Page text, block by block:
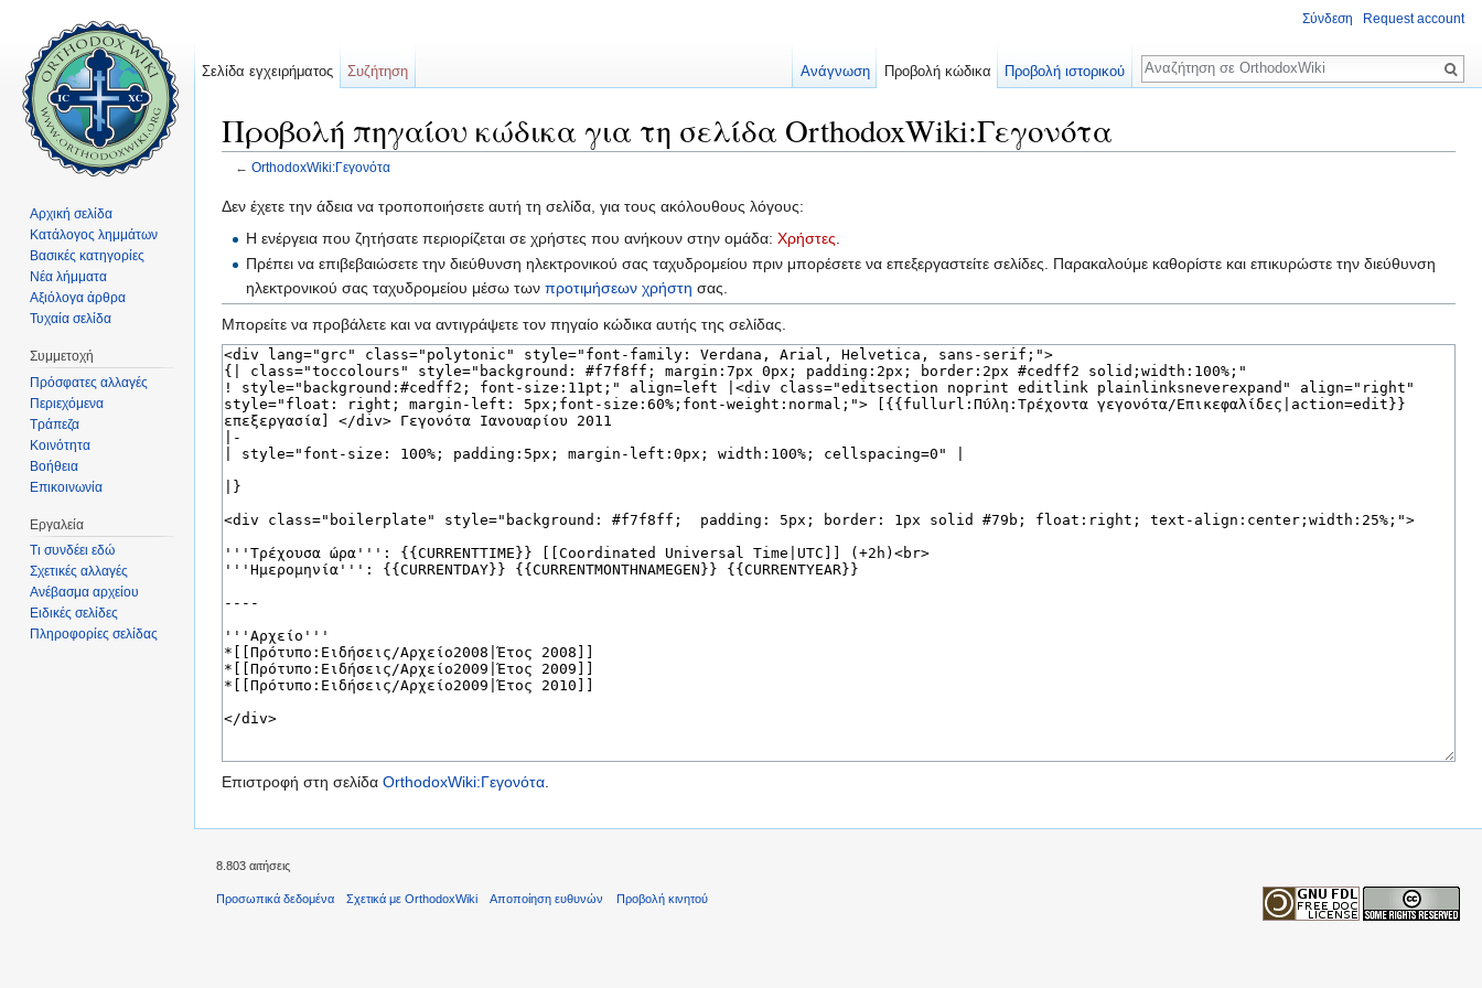
Προβολή πηγαίου κώδικα για τη σελίδα OrthodoxWiki:Γεγονότα
← OrthodoxWiki:Γεγονότα
Δεν έχετε την άδεια να τροποποιήσετε αυτή τη σελίδα, για τους ακόλουθους λόγους:
Η ενέργεια που ζητήσατε περιορίζεται σε χρήστες που ανήκουν στην ομάδα:Χρήστες
Πρέπει να επιβεβαιώσετε την διεύθυνση ηλεκτρονικού σας ταχυδρομείου πριν μπορέσετε να επεξεργαστείτε σελίδες. Παρακαλούμε καθορίστε και επικυρώστε την διεύθυνση
ηλεκτρονικού σας ταχυδρομείου μέσω τωνπροτιμήσεων χρήστη σας.
Μπορείτε να προβάλετε και να αντιγράψετε τον πηγαίο κώδικα αυτής της σελίδας.
Επιστροφή στη σελίδα OrthodoxWiki:Γεγονότα.
Σύνδεση Request account
Σελίδα εγχειρήματος Συζήτηση Ανάγνωση Προβολή κώδικα Προβολή ιστορικού
Αναζήτηση
Αρχική σελίδα
Κατάλογος λημμάτων
Βασικές κατηγορίες
Νέα λήμματα
Αξιόλογα άρθρα
Τυχαία σελίδα
Συμμετοχή
Πρόσφατες αλλαγές
Περιεχόμενα
Τράπεζα
Κοινότητα
Βοήθεια
Επικοινωνία
Εργαλεία
Τι συνδέει εδώ
Σχετικές αλλαγές
Ανέβασμα αρχείου
Ειδικές σελίδες
Πληροφορίες σελίδας
8.803 αιτήσεις
Προσωπικά δεδομένα Σχετικά με OrthodoxWiki Αποποίηση ευθυνών Προβολή κινητού